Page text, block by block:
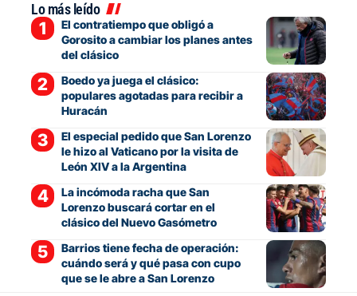
Lo más leído
El contratiempo que obligó a
Gorosito a cambiar los planes antes
del clásico
Boedo ya juega el clásico:
populares agotadas para recibir a
Huracán
El especial pedido que San Lorenzo
le hizo al Vaticano por la visita de
León XIV a la Argentina
La incómoda racha que San
Lorenzo buscará cortar en el
clásico del Nuevo Gasómetro
Barrios tiene fecha de operación:
cuándo será y qué pasa con cupo
que se le abre a San Lorenzo